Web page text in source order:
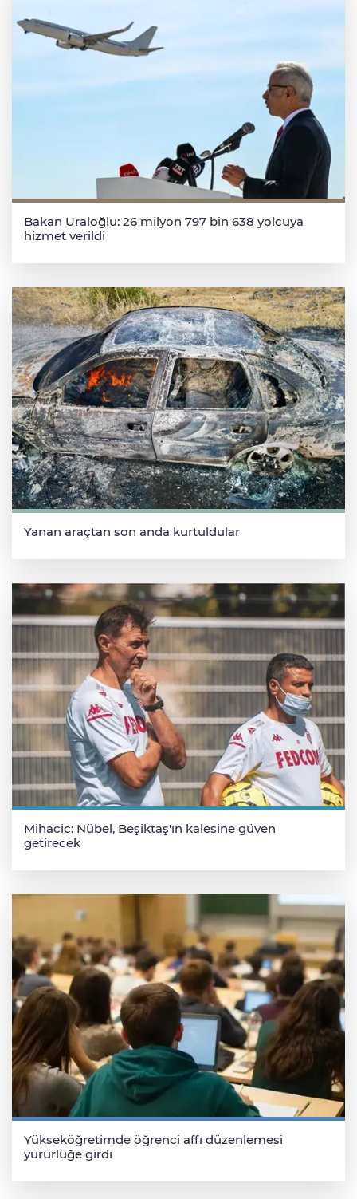
Bakan Uraloğlu: 26 milyon 797 bin 638 yolcuya
hizmet verildi
Yanan araçtan son anda kurtuldular
Mihacic: Nübel, Beşiktaş'ın kalesine güven
getirecek
Yükseköğretimde öğrenci affı düzenlemesi
yürürlüğe girdi